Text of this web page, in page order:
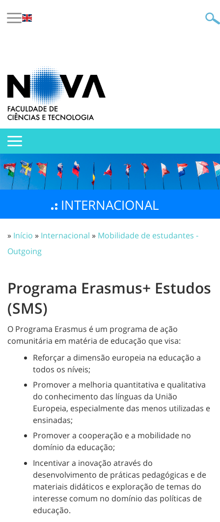
INTERNACIONAL
» Início » Internacional » Mobilidade de estudantes -
Outgoing
Programa Erasmus+ Estudos
(SMS)
O Programa Erasmus é um programa de ação
comunitária em matéria de educação que visa:
Reforçar a dimensão europeia na educação a
todos os níveis;
Promover a melhoria quantitativa e qualitativa
do conhecimento das línguas da União
Europeia, especialmente das menos utilizadas e
ensinadas;
Promover a cooperação e a mobilidade no
domínio da educação;
Incentivar a inovação através do
desenvolvimento de práticas pedagógicas e de
materiais didáticos e exploração de temas do
interesse comum no domínio das políticas de
educação.